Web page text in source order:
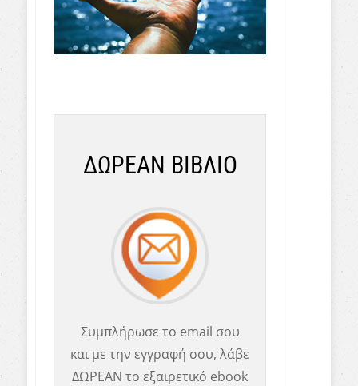
ΔΩΡΕΑΝ ΒΙΒΛΙΟ
Συμπλήρωσε το email σου
και με την εγγραφή σου, λάβε
ΔΩΡΕΑΝ το εξαιρετικό ebook